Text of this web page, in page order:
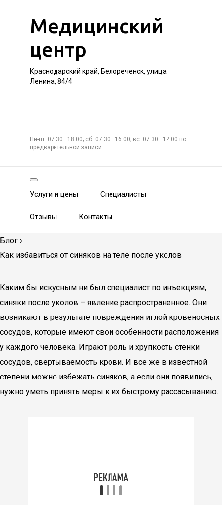
Медицинский
центр
Краснодарский край, Белореченск, улица
Ленина, 84/4
Пн-пт: 07:30—18:00; сб: 07:30—16:00; вс: 07:30—12:00 по
предварительной записи
Услуги и цены Специалисты
Отзывы Контакты
Блог ›
Как избавиться от синяков на теле после уколов
Каким бы искусным ни был специалист по инъекциям,
синяки после уколов – явление распространенное. Они
возникают в результате повреждения иглой кровеносных
сосудов, которые имеют свои особенности расположения
у каждого человека. Играют роль и хрупкость стенки
сосудов, свертываемость крови. И все же в известной
степени можно избежать синяков, а если они появились,
нужно уметь принять меры к их быстрому рассасыванию.